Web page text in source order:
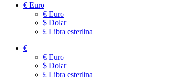
€ Euro
€ Euro
$ Dolar
£ Libra esterlina
€
€ Euro
$ Dolar
£ Libra esterlina